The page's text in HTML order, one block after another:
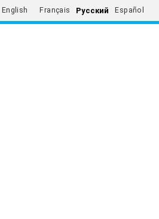
English Français Русский Español